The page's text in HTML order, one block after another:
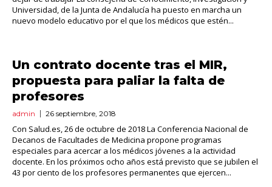
Universidad, de la Junta de Andalucía ha puesto en marcha un
nuevo modelo educativo por el que los médicos que estén...
Un contrato docente tras el MIR,
propuesta para paliar la falta de
profesores
admin 26 septiembre, 2018
Con Salud.es, 26 de octubre de 2018 La Conferencia Nacional de
Decanos de Facultades de Medicina propone programas
especiales para acercar a los médicos jóvenes a la actividad
docente. En los próximos ocho años está previsto que se jubilen el
43 por ciento de los profesores permanentes que ejercen...